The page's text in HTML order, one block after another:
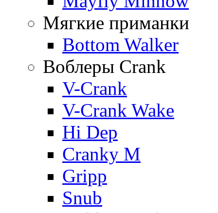
Мягкие приманки
Bottom Walker
Воблеры Crank
V-Crank
V-Crank Wake
Hi Dep
Cranky M
Gripp
Snub